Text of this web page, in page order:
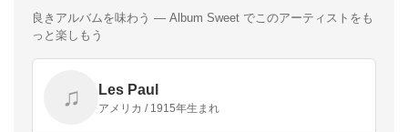
良きアルバムを味わう — Album Sweet でこのアーティストをも
っと楽しもう
♫ Les Paul
アメリカ / 1915年生まれ